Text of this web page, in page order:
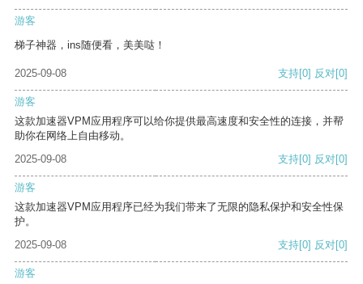
游客
梯子神器，ins随便看，美美哒！
2025-09-08 支持[0] 反对[0]
游客
这款加速器VPM应用程序可以给你提供最高速度和安全性的连接，并帮
助你在网络上自由移动。
2025-09-08
支持[0] 反对[0]
游客
这款加速器VPM应用程序已经为我们带来了无限的隐私保护和安全性保
护。
2025-09-08
支持[0] 反对[0]
游客